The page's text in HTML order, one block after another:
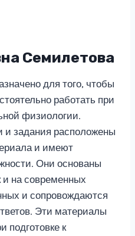
Семилетова
для того, чтобы
работать при
физиологии.
и задания расположены
и имеют
Они основаны
и на современных
и сопровождаются
Эти материалы
подготовке к